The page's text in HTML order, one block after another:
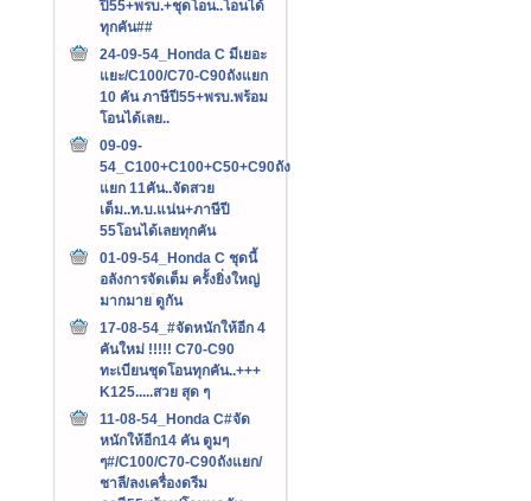
ปี55+พรบ.+ชุดโอน..โอนได้
ทุกคัน##
24-09-54_Honda C มีเยอะ
แยะ/C100/C70-C90ถังแยก
10 คัน ภาษีปี55+พรบ.พร้อม
โอนได้เลย..
09-09-
54_C100+C100+C50+C90ถัง
แยก 11คัน..จัดสวย
เต็ม..ท.บ.แน่น+ภาษีปี
55โอนได้เลยทุกคัน
01-09-54_Honda C ชุดนี้
อลังการจัดเต็ม ครั้งยิ่งใหญ่
มากมาย ดูกัน
17-08-54_#จัดหนักให้อีก 4
คันใหม่ !!!!! C70-C90
ทะเบียนชุดโอนทุกคัน..+++‏
K125.....สวย สุด ๆ
11-08-54_Honda C#จัด
หนักให้อีก14 คัน ตูมๆ
ๆ#/C100/C70-C90ถังแยก/
ชาลี/ลงเครื่องดรีม